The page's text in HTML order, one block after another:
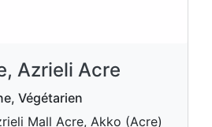
Azrieli Acre
Végétarien
Mall Acre, Akko (Acre)